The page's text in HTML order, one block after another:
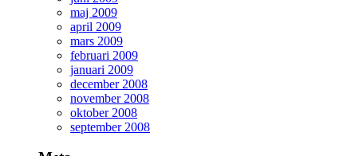
maj 2009
april 2009
mars 2009
februari 2009
januari 2009
december 2008
november 2008
oktober 2008
september 2008